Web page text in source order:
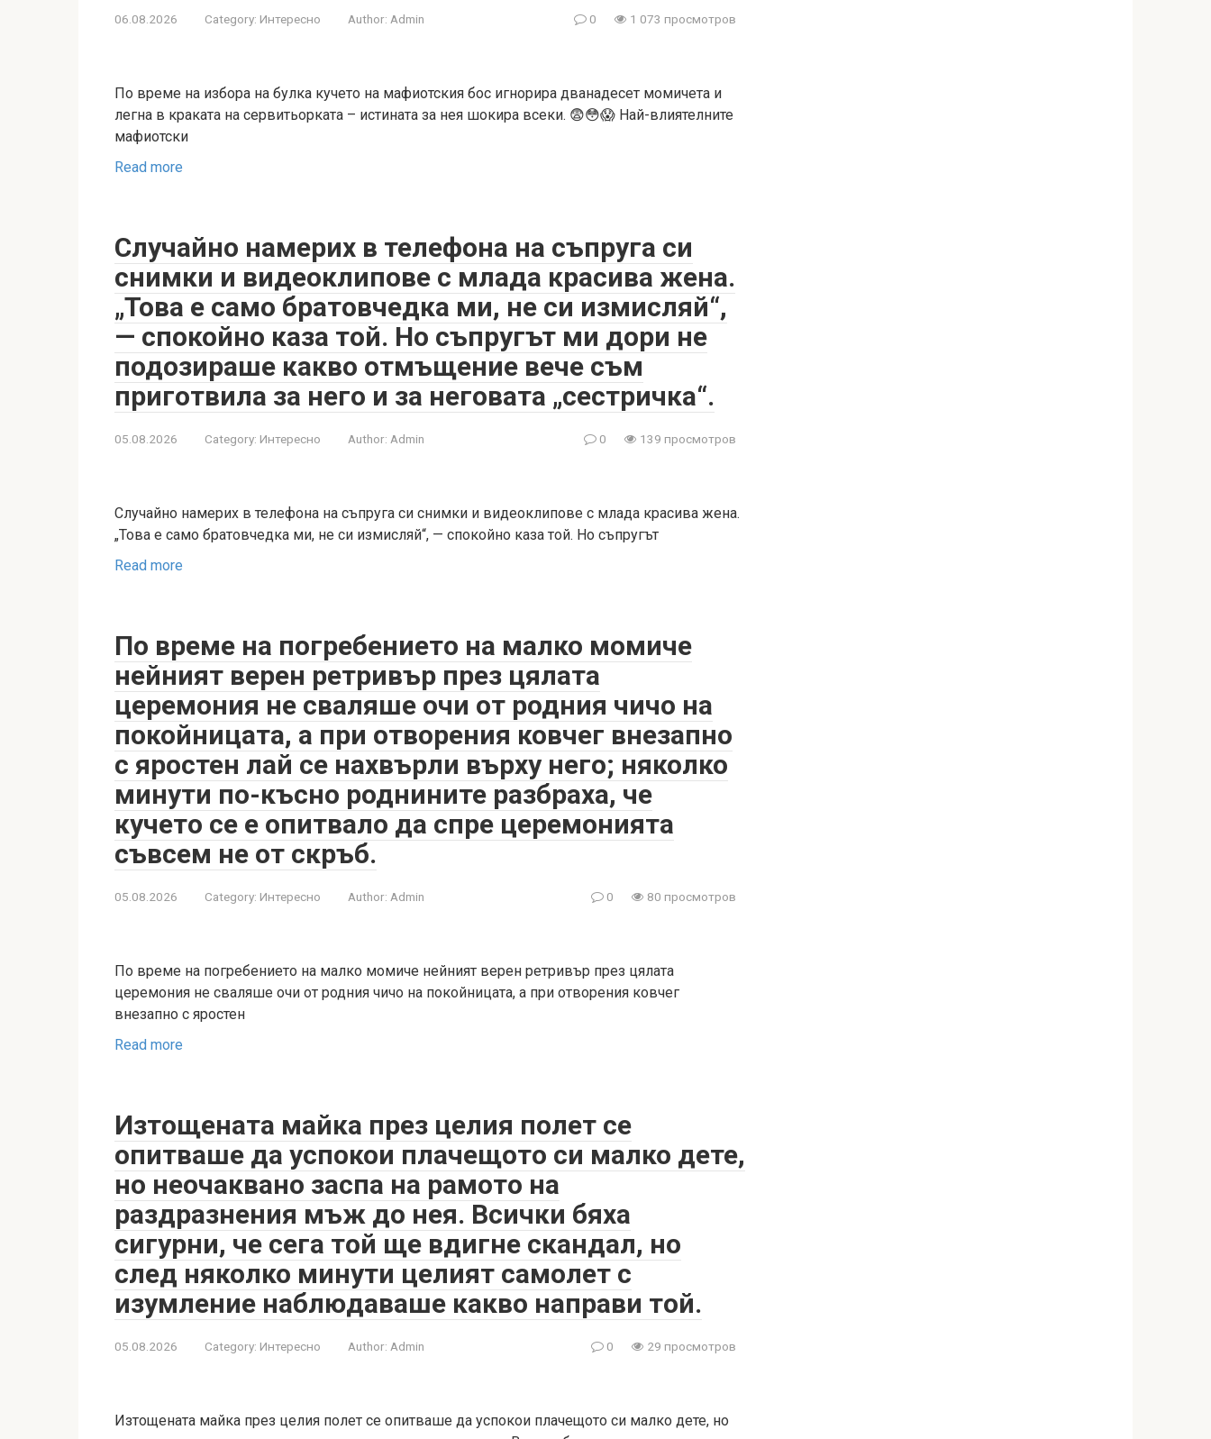
06.08.2026 Category: Интересно Author: Admin 0 1 073 просмотров
По време на избора на булка кучето на мафиотския бос игнорира дванадесет момичета и
легна в краката на сервитьорката – истината за нея шокира всеки. 😨😳😱 Най-влиятелните
мафиотски
Read more
Случайно намерих в телефона на съпруга си
снимки и видеоклипове с млада красива жена.
„Това е само братовчедка ми, не си измисляй“,
— спокойно каза той. Но съпругът ми дори не
подозираше какво отмъщение вече съм
приготвила за него и за неговата „сестричка“.
05.08.2026 Category: Интересно Author: Admin 0 139 просмотров
Случайно намерих в телефона на съпруга си снимки и видеоклипове с млада красива жена.
„Това е само братовчедка ми, не си измисляй“, — спокойно каза той. Но съпругът
Read more
По време на погребението на малко момиче
нейният верен ретривър през цялата
церемония не сваляше очи от родния чичо на
покойницата, а при отворения ковчег внезапно
с яростен лай се нахвърли върху него; няколко
минути по-късно роднините разбраха, че
кучето се е опитвало да спре церемонията
съвсем не от скръб.
05.08.2026 Category: Интересно Author: Admin 0 80 просмотров
По време на погребението на малко момиче нейният верен ретривър през цялата
церемония не сваляше очи от родния чичо на покойницата, а при отворения ковчег
внезапно с яростен
Read more
Изтощената майка през целия полет се
опитваше да успокои плачещото си малко дете,
но неочаквано заспа на рамото на
раздразнения мъж до нея. Всички бяха
сигурни, че сега той ще вдигне скандал, но
след няколко минути целият самолет с
изумление наблюдаваше какво направи той.
05.08.2026 Category: Интересно Author: Admin 0 29 просмотров
Изтощената майка през целия полет се опитваше да успокои плачещото си малко дете, но